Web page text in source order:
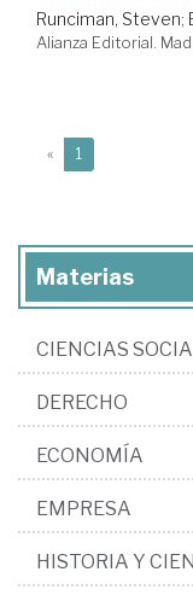
Runciman, Steven;
Alianza Editorial.
« 1
Materias
CIENCIAS
DERECHO
ECONOMÍA
EMPRESA
HISTORIA Y